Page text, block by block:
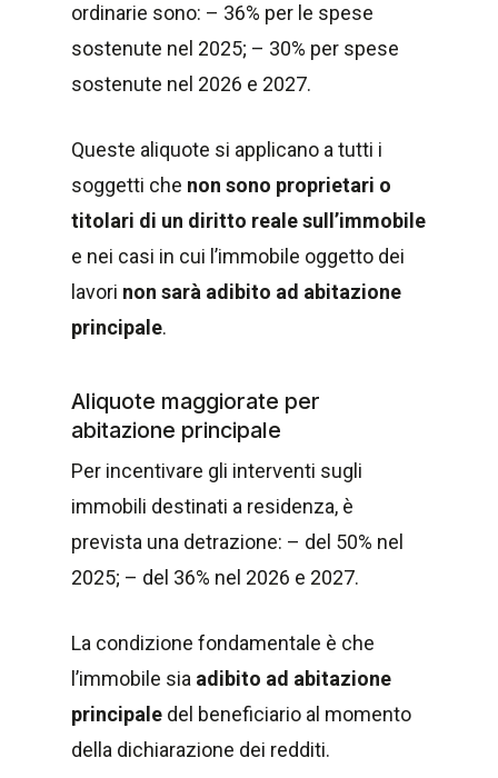
ordinarie sono: – 36% per le spese
sostenute nel 2025; – 30% per spese
sostenute nel 2026 e 2027.
Queste aliquote si applicano a tutti i
soggetti che non sono proprietari o
titolari di un diritto reale sull’immobile
e nei casi in cui l’immobile oggetto dei
lavori non sarà adibito ad abitazione
principale.
Aliquote maggiorate per
abitazione principale
Per incentivare gli interventi sugli
immobili destinati a residenza, è
prevista una detrazione: – del 50% nel
2025; – del 36% nel 2026 e 2027.
La condizione fondamentale è che
l’immobile sia adibito ad abitazione
principale del beneficiario al momento
della dichiarazione dei redditi.